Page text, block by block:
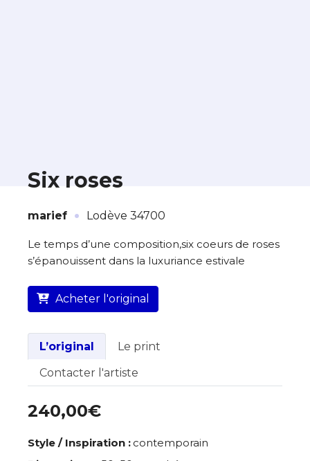
À propos de cette œuvre
L’artiste assume l’entière responsabilité
de cette annonce ainsi que la vente et
Lieu où se trouve l’œuvre originale :
Lodève 34700
Six roses
marief · Lodève 34700
Le temps d’une composition,six coeurs de roses
s’épanouissent dans la luxuriance estivale
Acheter l'original
L’original
Le print
Contacter l'artiste
240,00€
Style / Inspiration : contemporain